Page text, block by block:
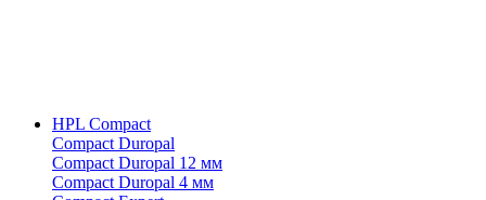
HPL Compact
Compact Duropal
Compact Duropal 12 мм
Compact Duropal 4 мм